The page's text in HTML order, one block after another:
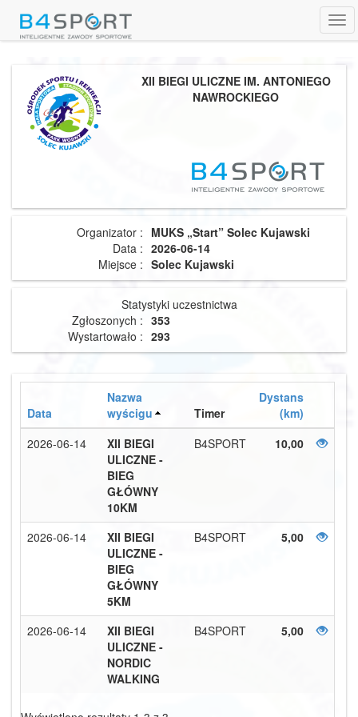
XII BIEGI ULICZNE IM. ANTONIEGO
NAWROCKIEGO
Organizator : MUKS „Start” Solec Kujawski
Data : 2026-06-14
Miejsce : Solec Kujawski
Statystyki uczestnictwa
Zgłoszonych : 353
Wystartowało : 293
Data
Nazwa
wyścigu
Timer
Dystans
(km)
2026-06-14
XII BIEGI
ULICZNE -
BIEG
GŁÓWNY
10KM
B4SPORT 10,00
2026-06-14
XII BIEGI
ULICZNE -
BIEG
GŁÓWNY
5KM
B4SPORT 5,00
2026-06-14
XII BIEGI
ULICZNE -
NORDIC
WALKING
B4SPORT 5,00